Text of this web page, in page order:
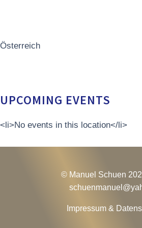
Österreich
UPCOMING EVENTS
<li>No events in this location</li>
© Manuel Schuen
schuenmanuel@
Impressum &